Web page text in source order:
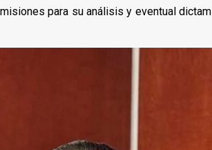
para su análisis y eventual